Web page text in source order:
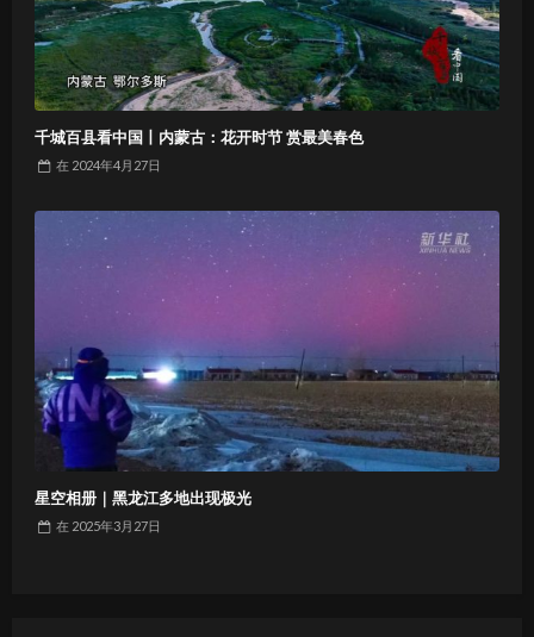
千城百县看中国丨内蒙古：花开时节 赏最美春色
在 2024年4月27日
星空相册｜黑龙江多地出现极光
在 2025年3月27日